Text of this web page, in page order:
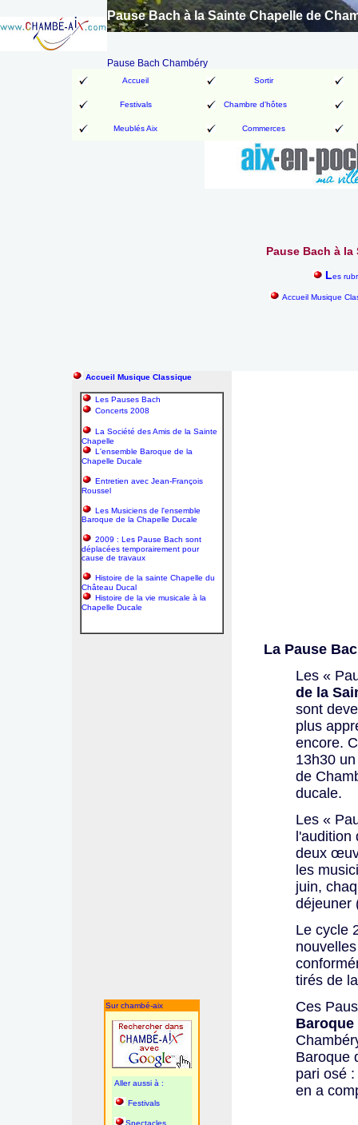
Pause Bach à la Sainte Chapelle de
Pause Bach Chambéry
Accueil Sortir
Festivals Chambre d'hôtes
Meublés Aix Commerces
Pause Bach à la
Les
Accueil Musique
Accueil Musique Classique
Les Pauses Bach
Concerts 2008
La Société des Amis de la Sainte
Chapelle
L'ensemble Baroque de la
Chapelle Ducale
Entretien avec Jean-François
Roussel
Les Musiciens de l'ensemble
Baroque de la Chapelle Ducale
2009 : Les Pause Bach sont
déplacées temporairement pour
cause de travaux
Histoire de la sainte Chapelle du
Château Ducal
Histoire de la vie musicale à la
Chapelle Ducale
Sur chambé-aix
Aller aussi à :
Festivals
Spectacles
La Pause
Les «
de la
sont
plus
encore.
13h30
de
ducale.
Les «
deux
les
juin,
déjeuner
Le cycle
tirés de
Ces
Baroque
Baroque
pari osé
en a